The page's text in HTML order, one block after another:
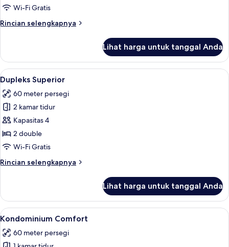
Wi-Fi Gratis
Rincian selengkapnya
Rincian
Kondominium
Superior
Lihat harga untuk tanggal Anda
Lihat
semua
foto
untuk
Dupleks
Superior
Dupleks Superior | Dapur pribadi |
9
Dupleks Superior
60 meter persegi
2 kamar tidur
Kapasitas 4
2 double
Wi-Fi Gratis
Rincian selengkapnya
Rincian
Dupleks
Superior
Lihat harga untuk tanggal Anda
Lihat
semua
foto
Kondominium Comfort | Area
10
Kondominium Comfort
60 meter persegi